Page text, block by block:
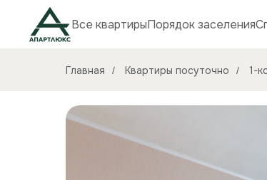
Все квартирыПорядок заселения
Главная / Квартиры посуточно / 1-